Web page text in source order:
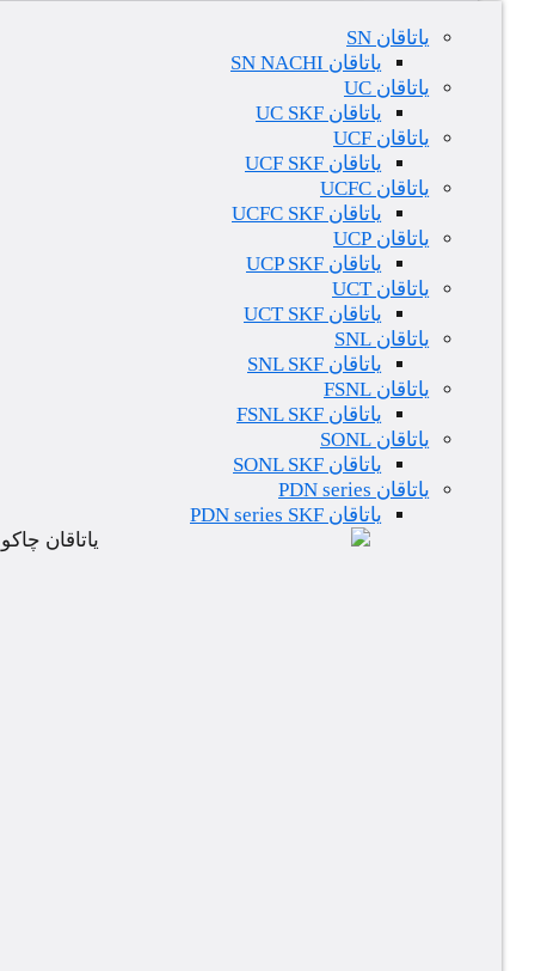
یاتاقان SN
یاتاقان SN NACHI
یاتاقان UC
یاتاقان UC SKF
یاتاقان UCF
یاتاقان UCF SKF
یاتاقان UCFC
یاتاقان UCFC SKF
یاتاقان UCP
یاتاقان UCP SKF
یاتاقان UCT
یاتاقان UCT SKF
یاتاقان SNL
یاتاقان SNL SKF
یاتاقان FSNL
یاتاقان FSNL SKF
یاتاقان SONL
یاتاقان SONL SKF
یاتاقان PDN series
یاتاقان PDN series SKF